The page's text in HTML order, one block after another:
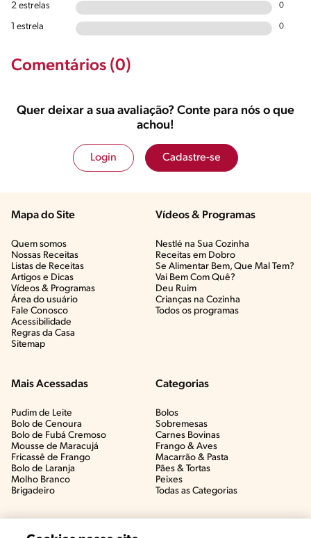
2 estrelas 0
1 estrela 0
Comentários (0)
Quer deixar a sua avaliação? Conte para nós o que
achou!
Login Cadastre-se
Mapa do Site
Quem somos
Nossas Receitas
Listas de Receitas​
Artigos e Dicas​
Vídeos & Programas​
Área do usuário
Fale Conosco
Acessibilidade
Regras da Casa
Sitemap
Vídeos & Programas​
Nestlé na Sua Cozinha
Receitas em Dobro
Se Alimentar Bem, Que Mal Tem?​
Vai Bem Com Quê?​
Deu Ruim​
Crianças na Cozinha​
Todos os programas
Mais Acessadas
Pudim de Leite
Bolo de Cenoura
Bolo de Fubá Cremoso
Mousse de Maracujá
Fricassê de Frango
Bolo de Laranja
Molho Branco
Brigadeiro
Categorias
Bolos
Sobremesas
Carnes Bovinas​
Frango & Aves​
Macarrão & Pasta​
Pães & Tortas​
Peixes
Todas as Categorias